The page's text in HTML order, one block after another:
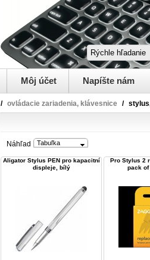
Môj účet Napíšte nám
/ ovládacie zariadenia, klávesnice /
Náhľad Tabuľka
Aligator Stylus PEN pro kapacitní
displeje, bílý
Pro Stylus 2
pack of